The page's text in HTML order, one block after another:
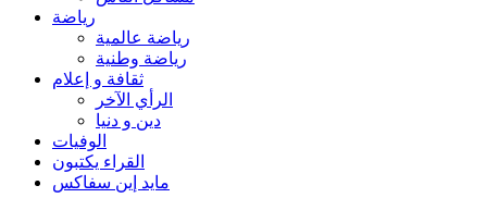
رياضة
رياضة عالمية
رياضة وطنية
ثقافة و إعلام
الرأي الآخر
دين و دنيا
الوفيات
القراء يكتبون
مايد إين سفاكس